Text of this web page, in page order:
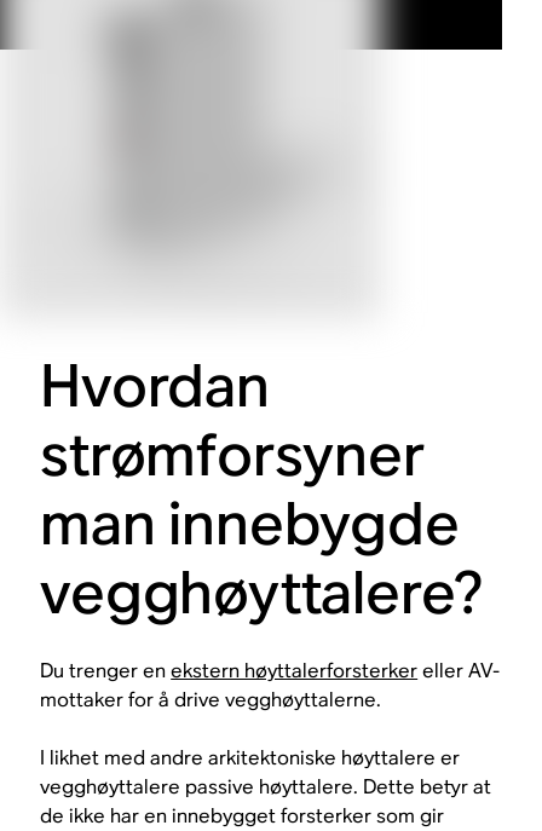
Hvordan
strømforsyner
man innebygde
vegghøyttalere?
Du trenger enekstern høyttalerforsterkereller AV-
mottaker for å drive vegghøyttalerne.
I likhet med andre arkitektoniske høyttalere er
vegghøyttalere passive høyttalere. Dette betyr at
de ikke har en innebygget forsterker som gir